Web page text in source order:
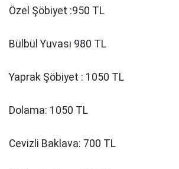
Özel Şöbiyet :950 TL
Bülbül Yuvası 980 TL
Yaprak Şöbiyet : 1050 TL
Dolama: 1050 TL
Cevizli Baklava: 700 TL